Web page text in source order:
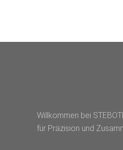
Willkommen bei
für Präzision und